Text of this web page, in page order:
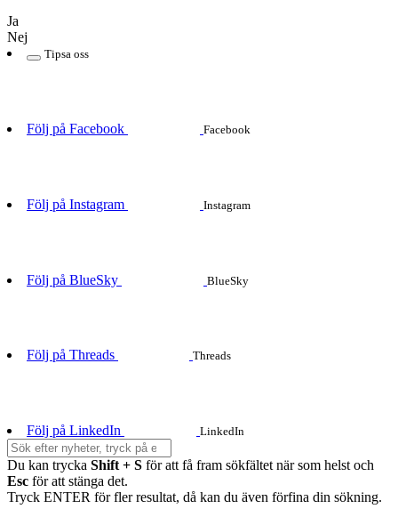
Ja
Nej
Tipsa oss
Följ på Facebook Facebook
Följ på Instagram Instagram
Följ på BlueSky BlueSky
Följ på Threads Threads
Följ på LinkedIn LinkedIn
Du kan trycka Shift + S för att få fram sökfältet när som helst och
Esc för att stänga det.
Tryck ENTER för fler resultat, då kan du även förfina din sökning.